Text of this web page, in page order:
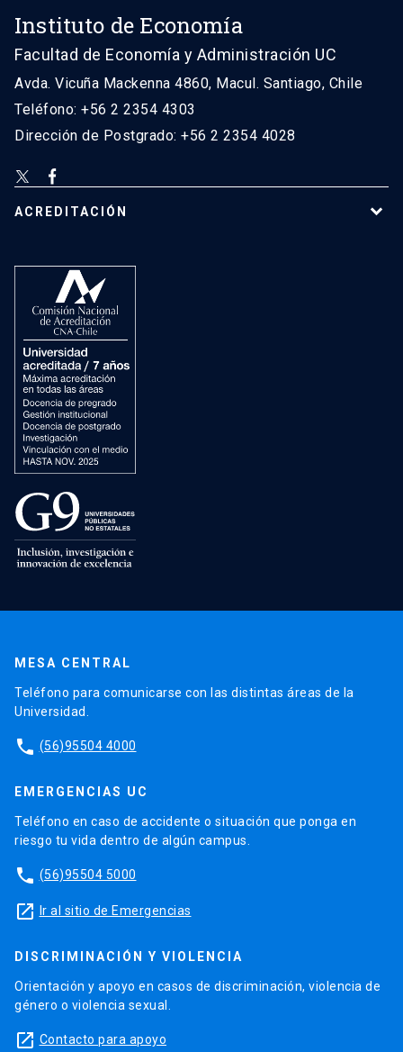
Instituto de Economía
Facultad de Economía y Administración UC
Avda. Vicuña Mackenna 4860, Macul. Santiago, Chile
Teléfono: +56 2 2354 4303
Dirección de Postgrado: +56 2 2354 4028
ACREDITACIÓN
MESA CENTRAL
Teléfono para comunicarse con las distintas áreas de la
Universidad.
phone (56)95504 4000
EMERGENCIAS UC
Teléfono en caso de accidente o situación que ponga en
riesgo tu vida dentro de algún campus.
phone (56)95504 5000
launch Ir al sitio de Emergencias
DISCRIMINACIÓN Y VIOLENCIA
Orientación y apoyo en casos de discriminación, violencia de
género o violencia sexual.
launch Contacto para apoyo